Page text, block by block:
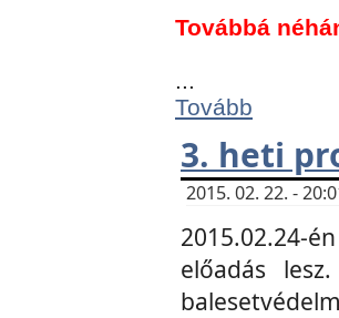
Továbbá
...
Tovább
3. heti
2015. 02. 22. -
2015.02.24-
előadás